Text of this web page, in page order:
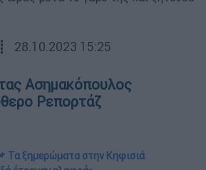
28.10.2023 15:25
Ασημακόπουλος
Ρεπορτάζ
Τα ξημερώματα στην Κηφισιά